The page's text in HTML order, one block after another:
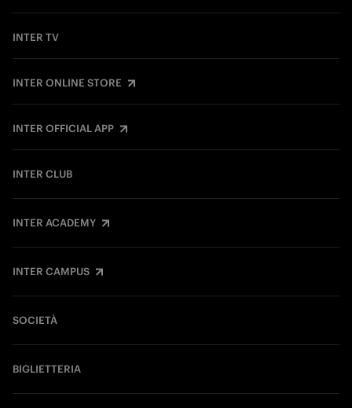
INTER TV
INTER ONLINE STORE
INTER OFFICIAL APP
INTER CLUB
INTER ACADEMY
INTER CAMPUS
SOCIETÀ
BIGLIETTERIA